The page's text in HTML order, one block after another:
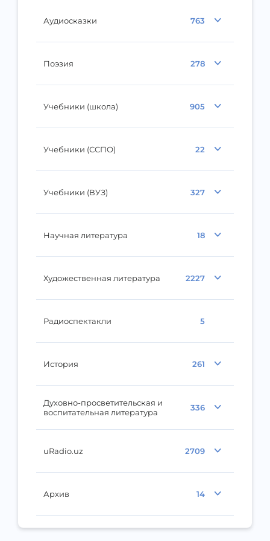
Аудиосказки 763
Поэзия 278
Учебники (школа) 905
Учебники (ССПО) 22
Учебники (ВУЗ) 327
Научная литература 18
Художественная литература 2227
Радиоспектакли 5
История 261
Духовно-просветительская и
воспитательная литература
336
uRadio.uz 2709
Архив 14